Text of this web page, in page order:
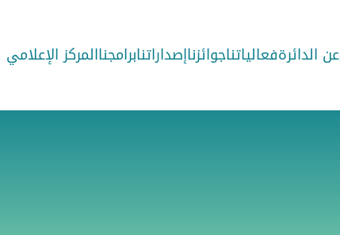
عن الدائرةفعالياتناجوائزناإصداراتنابرامجناالمركز الإعلامي